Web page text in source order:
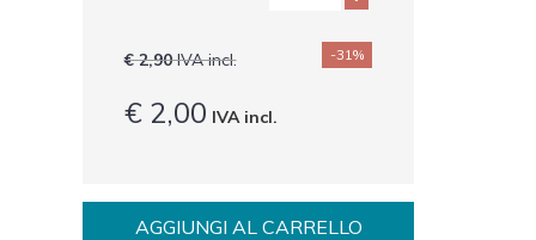
€ 2,90IVA incl. -31%
€ 2,00 IVA incl.
AGGIUNGI AL CARRELLO